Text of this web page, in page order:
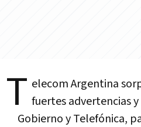
T elecom Argentina
fuertes advertencias
Gobierno y Telefónica,